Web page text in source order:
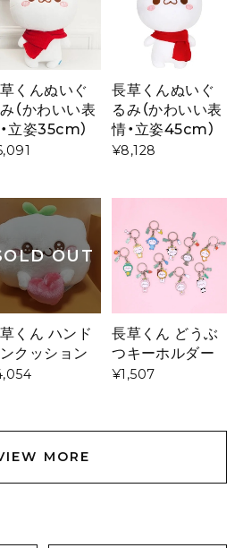
くんぬいぐ
（かわいい表
立姿35cm）
長草くんぬいぐ
るみ（かわいい表
情・立姿45cm）
¥8,128
OUT
くん ハンド
クッション
長草くん どうぶ
つキーホルダー
¥1,507
MORE